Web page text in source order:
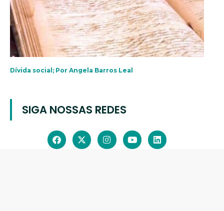
Dívida social; Por Angela Barros Leal
SIGA NOSSAS REDES